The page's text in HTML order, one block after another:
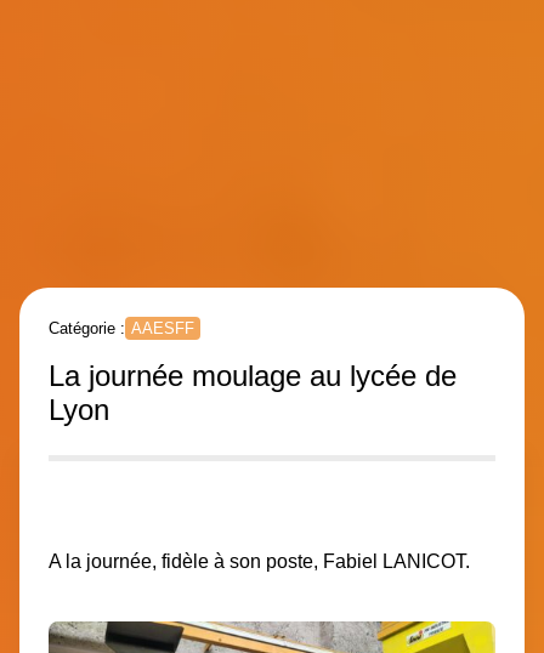
Catégorie : AAESFF
La journée moulage au lycée de
Lyon
A la journée, fidèle à son poste, Fabiel LANICOT.